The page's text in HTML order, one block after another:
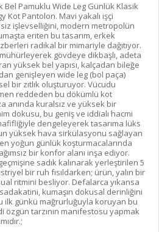
Bel Pamuklu Wide Leg Günlük Klasik
Kot Pantolon. Mavi yakalı işçi
işlevselliğini, modern metropolün
eriten bu tasarım, erkek
radikal bir mimariyle dağıtıyor.
gövdeye dikbaşlı, adeta
yüksek bel yapısı, kalçadan bileğe
genişleyen wide leg (bol paça)
bir zıtlık oluşturuyor. Vücudu
reddeden bu dökümlü kot
anında kuralsız ve yüksek bir
dokusu, bu geniş ve iddialı hacmi
dengeleyerek tasarıma lüks
yüksek hava sirkülasyonu sağlayan
yoğun günlük koşturmacalarında
bir konfor alanı inşa ediyor.
sadık kalınarak yerleştirilen 5
bir ruh fısıldarken; ürün, yalın bir
ritmini besliyor. Defalarca yıkansa
kumaşın dokusal derinliğini
ilk günkü mağrurluğuyla koruyan bu
özgün tarzının manifestosu yapmak